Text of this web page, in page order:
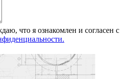
что я ознакомлен и согласен с